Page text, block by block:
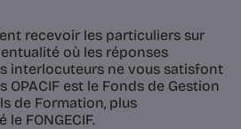
recevoir les particuliers sur
où les réponses
interlocuteurs ne vous satisfont
OPACIF est le Fonds de Gestion
de Formation, plus
FONGECIF.